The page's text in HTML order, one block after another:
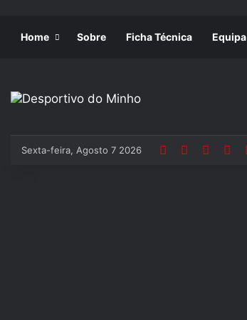
Home Sobre Ficha Técnica Equipa
Sexta-feira, Agosto 7 2026